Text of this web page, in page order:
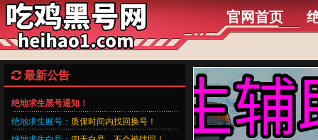
官网首页
最新公告
绝地求生黑号通知！
绝地求生账号： 质保时间内找回换号！